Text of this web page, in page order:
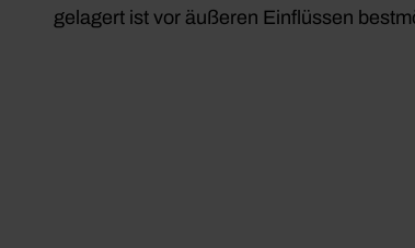
gelagert ist vor äußeren Einflüssen